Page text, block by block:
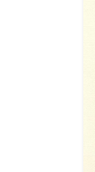
Venezia,
Partecipa
Biennale
Rotary
Paesaggio